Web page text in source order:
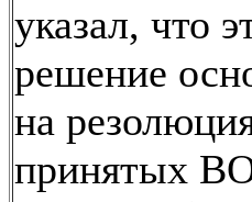
указал, что
решение
на
принятых